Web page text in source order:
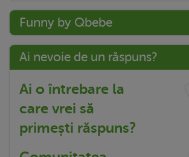
Funny by Qbebe
Ai nevoie de un răspuns?
Ai o întrebare la
care vrei să
primești răspuns?